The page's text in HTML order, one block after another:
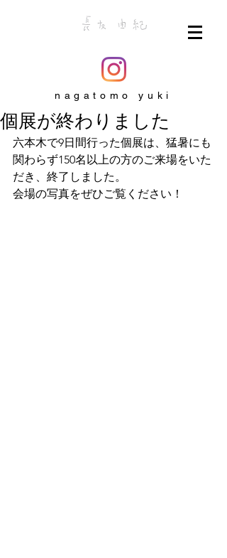
nagatomo yuki
個展が終わりました
六本木で9日間行った個展は、猛暑にも
関わらず150名以上の方のご来場をいた
だき、終了しました。
会場の写真をぜひご覧ください！